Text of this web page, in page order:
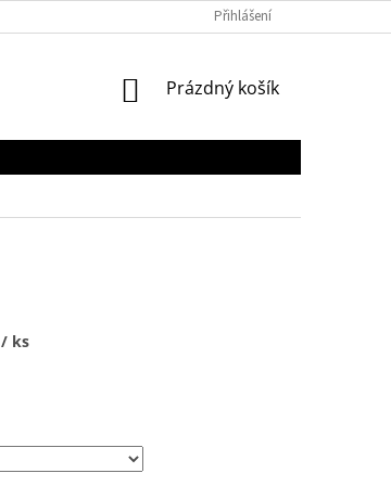
Přihlášení
NÁKUPNÍ
Prázdný košík
/ ks